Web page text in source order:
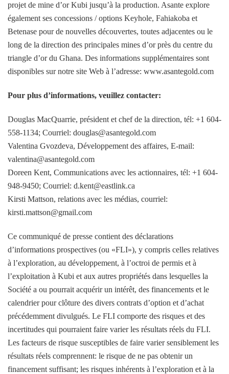
projet de mine d’or Kubi jusqu’à la production. Asante explore
également ses concessions / options Keyhole, Fahiakoba et
Betenase pour de nouvelles découvertes, toutes adjacentes ou le
long de la direction des principales mines d’or près du centre du
triangle d’or du Ghana. Des informations supplémentaires sont
disponibles sur notre site Web à l’adresse: www.asantegold.com
Pour plus d’informations, veuillez contacter:
Douglas MacQuarrie, président et chef de la direction, tél: +1 604-
558-1134; Courriel: douglas@asantegold.com
Valentina Gvozdeva, Développement des affaires, E-mail:
valentina@asantegold.com
Doreen Kent, Communications avec les actionnaires, tél: +1 604-
948-9450; Courriel: d.kent@eastlink.ca
Kirsti Mattson, relations avec les médias, courriel:
kirsti.mattson@gmail.com
Ce communiqué de presse contient des déclarations
d’informations prospectives (ou «FLI»), y compris celles relatives
à l’exploration, au développement, à l’octroi de permis et à
l’exploitation à Kubi et aux autres propriétés dans lesquelles la
Société a ou pourrait acquérir un intérêt, des financements et le
calendrier pour clôture des divers contrats d’option et d’achat
précédemment divulgués. Le FLI comporte des risques et des
incertitudes qui pourraient faire varier les résultats réels du FLI.
Les facteurs de risque susceptibles de faire varier sensiblement les
résultats réels comprennent: le risque de ne pas obtenir un
financement suffisant; les risques inhérents à l’exploration et à la